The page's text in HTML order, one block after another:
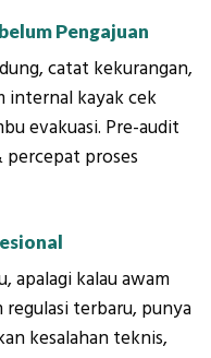
Pengajuan
catat kekurangan,
internal kayak cek
evakuasi. Pre-audit
percepat proses
apalagi kalau awam
regulasi terbaru, punya
kesalahan teknis,